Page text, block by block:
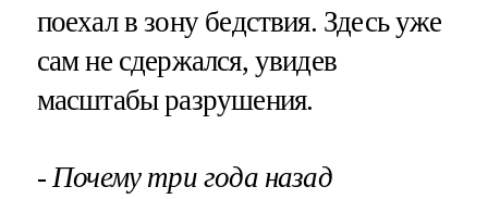
поехал в зону бедствия. Здесь уже
сам не сдержался, увидев
масштабы разрушения.
- Почему три года назад